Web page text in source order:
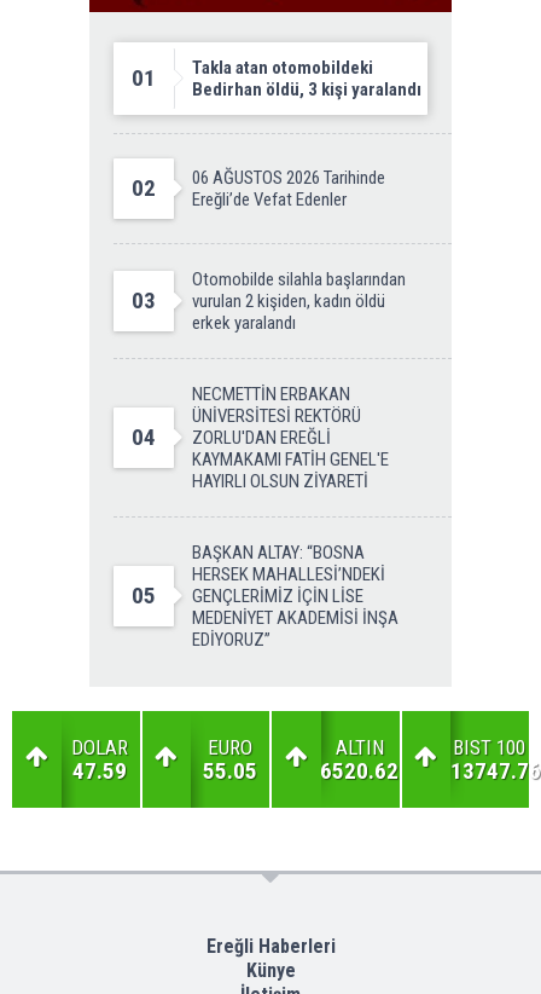
01
Takla atan otomobildeki
Bedirhan öldü, 3 kişi yaralandı
02
06 AĞUSTOS 2026 Tarihinde
Ereğli’de Vefat Edenler
03
Otomobilde silahla başlarından
vurulan 2 kişiden, kadın öldü
erkek yaralandı
04
NECMETTİN ERBAKAN
ÜNİVERSİTESİ REKTÖRÜ
ZORLU'DAN EREĞLİ
KAYMAKAMI FATİH GENEL'E
HAYIRLI OLSUN ZİYARETİ
05
BAŞKAN ALTAY: “BOSNA
HERSEK MAHALLESİ’NDEKİ
GENÇLERİMİZ İÇİN LİSE
MEDENİYET AKADEMİSİ İNŞA
EDİYORUZ”
DOLAR
47.59
EURO
55.05
ALTIN
6520.62
BIST 100
13747.76
Ereğli Haberleri
Künye